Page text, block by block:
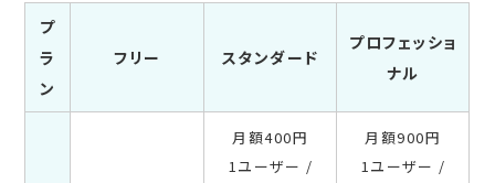
プ
ラ
ン
フリー スタンダード
プロフェッショ
ナル
月額400円
1ユーザー /
月額900円
1ユーザー /